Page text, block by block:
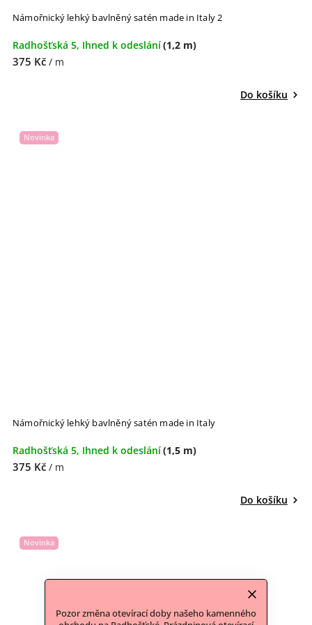
Pozor změna otevírací doby našeho kamenného
Námořnický lehký bavlněný satén made in Italy 2
Radhošťská 5, Ihned k odeslání(1,2 m)
375 Kč / m
Do košíku
Novinka
Námořnický lehký bavlněný satén made in Italy
Radhošťská 5, Ihned k odeslání(1,5 m)
375 Kč / m
Do košíku
Novinka